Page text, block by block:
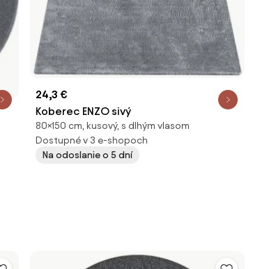
24,3 €
Koberec ENZO sivý
80×150 cm, kusový, s dlhým vlasom
Dostupné v 3 e-shopoch
Na odoslanie o 5 dní